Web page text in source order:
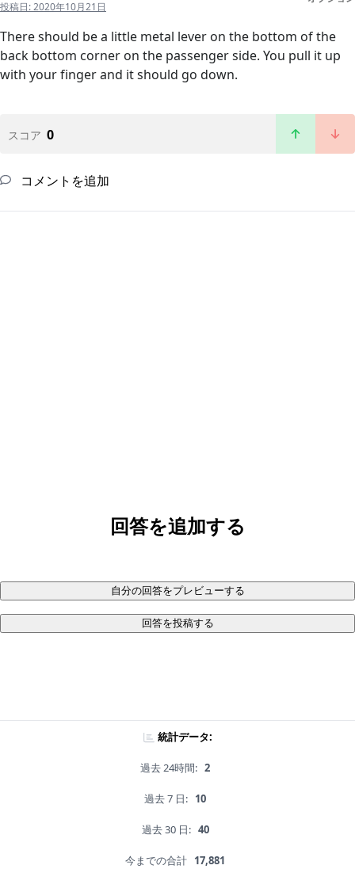
投稿日:2020年10月21日
There should be a little metal lever on the bottom of the
back bottom corner on the passenger side. You pull it up
with your finger and it should go down.
スコア 0
コメントを追加
回答を追加する
自分の回答をプレビューする
回答を投稿する
統計データ:
過去 24時間: 2
過去 7 日: 10
過去 30 日: 40
今までの合計 17,881